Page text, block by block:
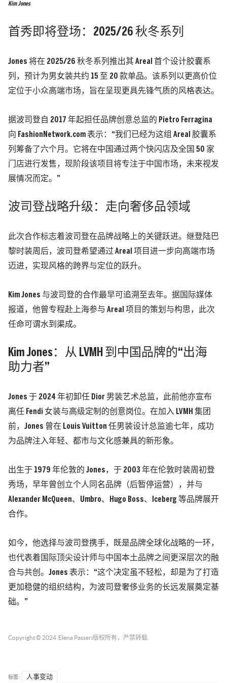
Kim Jones
首秀即将登场：2025/26 秋冬系列
Jones 将在 2025/26 秋冬系列推出其 Areal 首个设计胶囊系
列，预计为男女装共约 15 至 20 款单品。该系列以更高价位
定位于小众高端市场，旨在呈现更具先锋气质的风格表达。
据波司登自 2017 年起担任品牌创意总监的 Pietro Ferragina
向 FashionNetwork.com 表示：“我们已经为这组 Areal 胶囊系
列筹备了六个月。它将在中国通过两个快闪店及全国 50 家
门店进行发售，现阶段该项目将专注于中国市场，未来视发
展情况而定。”
波司登战略升级：走向奢侈品领域
此次合作标志着波司登在品牌战略上的关键跃进。继登陆巴
黎时装周后，波司登希望通过 Areal 项目进一步向高端市场
迈进，实现风格的跨界与定位的跃升。
Kim Jones 与波司登的合作最早可追溯至去年。据国际媒体
报道，他曾专程赴上海参与 Areal 项目的策划与构思，此次
任命可谓水到渠成。
Kim Jones：从 LVMH 到中国品牌的“出海
助力者”
Jones 于 2024 年初卸任 Dior 男装艺术总监，此前他亦宣布
离任 Fendi 女装与高级定制的创意岗位。在加入 LVMH 集团
前，Jones 曾在 Louis Vuitton 任男装设计总监逾七年，成功
为品牌注入年轻、都市与文化感兼具的新形象。
出生于 1979 年伦敦的 Jones，于 2003 年在伦敦时装周初登
秀场，早年曾创立个人同名品牌（后暂停运营），并与
Alexander McQueen、Umbro、Hugo Boss、Iceberg 等品牌展开
合作。
如今，他选择与波司登携手，既是品牌全球化战略的一环，
也代表着国际顶尖设计师与中国本土品牌之间更深层次的融
合与共创。Jones 表示：“这个决定虽不轻松，却是为了打造
更加稳健的组织结构，为波司登奢侈业务的长远发展奠定基
础。”
Copyright © 2024 Elena Passeri 版权所有，严禁转载.
标签 : 人事变动